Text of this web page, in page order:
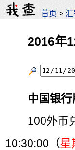
首页 >汇
2016年
中国银
100外币兑
10:30:00（星